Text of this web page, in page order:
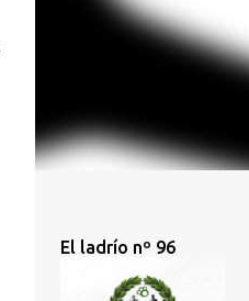
El ladrío nº 96